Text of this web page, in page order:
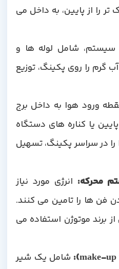
از پایین، به داخل می
شامل لوله ها و
را روی پکینگ، توزیع
هوا به داخل برج
یا کناره های دستگاه
در سراسر پکینگ، تسهیل
انرژی مورد نیاز
ها را تامین می کنند.
موتوژن استفاده می
شامل یک شیر